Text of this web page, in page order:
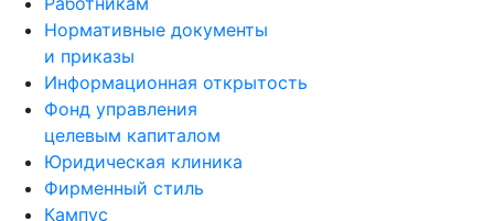
Нормативные документы
и приказы
Информационная открытость
Фонд управления
целевым капиталом
Юридическая клиника
Фирменный стиль
Кампус